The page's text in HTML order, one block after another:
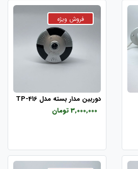
دوربین مدار بسته مدل TP-416
3,000,000 تومان